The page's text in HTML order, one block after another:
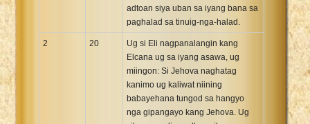
adtoan siya uban sa iyang bana sa
paghalad sa tinuig-nga-halad.
2 20
Ug si Eli nagpanalangin kang
Elcana ug sa iyang asawa, ug
miingon: Si Jehova naghatag
kanimo ug kaliwat niining
babayehana tungod sa hangyo
nga gipangayo kang Jehova. Ug